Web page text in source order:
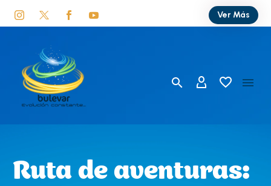
Ver Más
Ruta de aventuras: